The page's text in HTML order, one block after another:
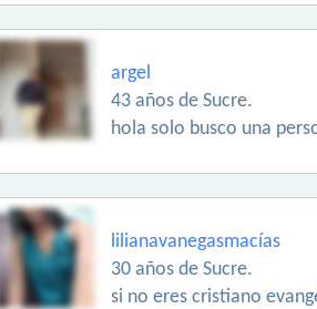
argel
43 años de Sucre.
hola solo busco una
lilianavanegasmacías
30 años de Sucre.
si no eres cristiano